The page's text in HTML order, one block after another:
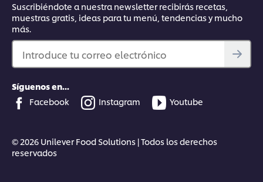
Suscribiéndote a nuestra newsletter recibirás recetas,
muestras gratis, ideas para tu menú, tendencias y mucho
más.
Introduce tu correo electrónico
Síguenos en...
Facebook
Instagram Youtube
© 2026 Unilever Food Solutions | Todos los derechos
reservados